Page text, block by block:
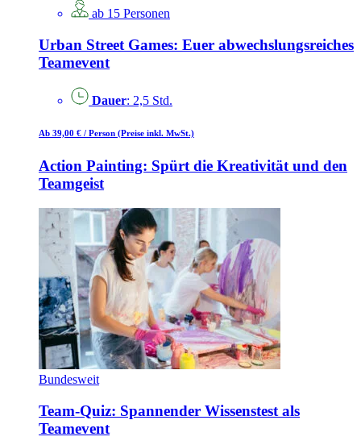
ab 15 Personen
Urban Street Games: Euer abwechslungsreiches
Teamevent
Dauer: 2,5 Std.
Ab 39,00 € / Person (Preise inkl. MwSt.)
Action Painting: Spürt die Kreativität und den
Teamgeist
Bundesweit
Team-Quiz: Spannender Wissenstest als
Teamevent